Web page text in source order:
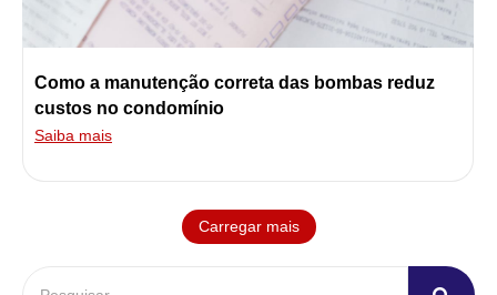
Como a manutenção correta das bombas reduz
custos no condomínio
Saiba mais
Carregar mais